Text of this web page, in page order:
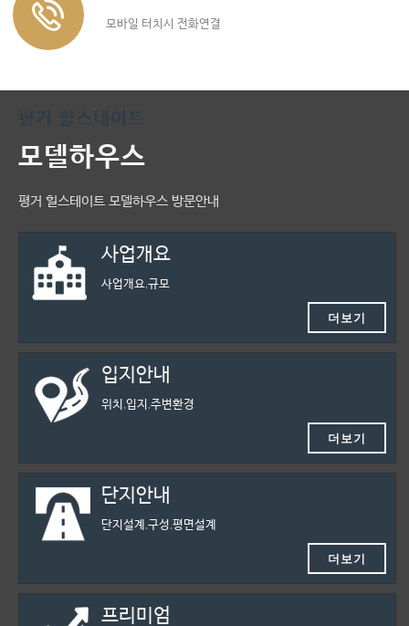
모바일 터치시 전화연결
모델하우스
평거 힐스테이트 모델하우스 방문안내
사업개요
사업개요,규모
더보기
입지안내
위치,입지,주변환경
더보기
단지안내
단지설계,구성,평면설계
더보기
프리미엄